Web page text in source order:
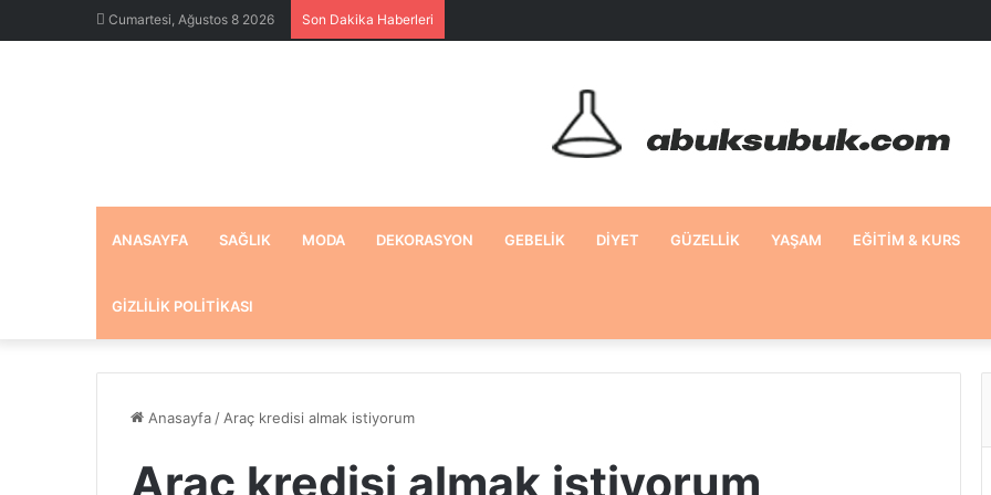
Cumartesi, Ağustos 8 2026 Son Dakika Haberleri
ANASAYFA SAĞLIK MODA DEKORASYON GEBELIK DIYET GÜZELLIK YAŞAM EĞITIM & KURS
GIZLILIK POLITIKASI
Anasayfa / Araç kredisi almak istiyorum
Araç kredisi almak istiyorum